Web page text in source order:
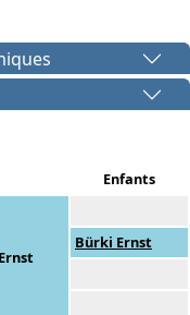
Enfants
Bürki Ernst